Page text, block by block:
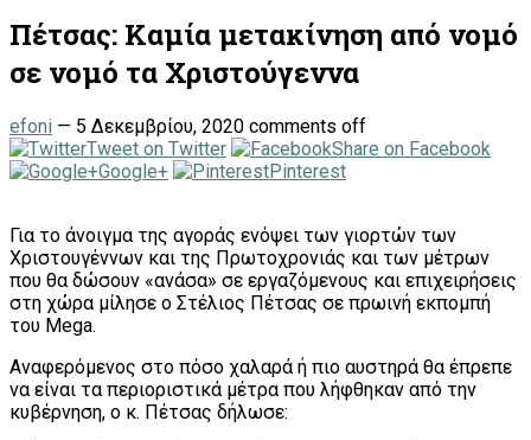
Πέτσας: Καμία μετακίνηση από νομό
σε νομό τα Χριστούγεννα
efoni — 5 Δεκεμβρίου, 2020 comments off
Tweet on Twitter
Share on Facebook
Google+
Pinterest
Για το άνοιγμα της αγοράς ενόψει των γιορτών των
Χριστουγέννων και της Πρωτοχρονιάς και των μέτρων
που θα δώσουν «ανάσα» σε εργαζόμενους και επιχειρήσεις
στη χώρα μίλησε ο Στέλιος Πέτσας σε πρωινή εκπομπή
του Mega.
Αναφερόμενος στο πόσο χαλαρά ή πιο αυστηρά θα έπρεπε
να είναι τα περιοριστικά μέτρα που λήφθηκαν από την
κυβέρνηση, ο κ. Πέτσας δήλωσε: